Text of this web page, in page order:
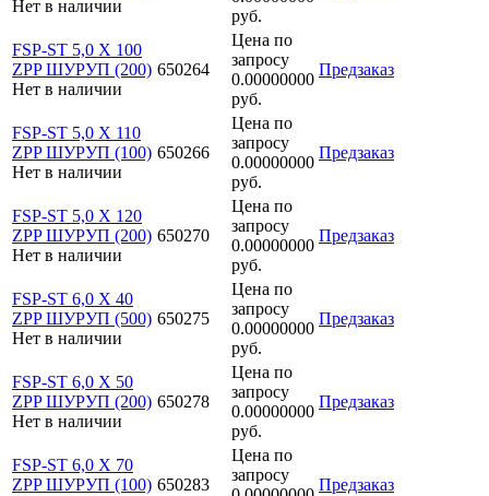
Нет в наличии
руб.
FSP-ST 5,0 X 100
ZPP ШУРУП (200)
Нет в наличии
650264
Цена по
запросу
0.00000000
руб.
Предзаказ
FSP-ST 5,0 X 110
ZPP ШУРУП (100)
Нет в наличии
650266
Цена по
запросу
0.00000000
руб.
Предзаказ
FSP-ST 5,0 X 120
ZPP ШУРУП (200)
Нет в наличии
650270
Цена по
запросу
0.00000000
руб.
Предзаказ
FSP-ST 6,0 X 40
ZPP ШУРУП (500)
Нет в наличии
650275
Цена по
запросу
0.00000000
руб.
Предзаказ
FSP-ST 6,0 X 50
ZPP ШУРУП (200)
Нет в наличии
650278
Цена по
запросу
0.00000000
руб.
Предзаказ
FSP-ST 6,0 X 70
ZPP ШУРУП (100) 650283
Цена по
запросу
Предзаказ